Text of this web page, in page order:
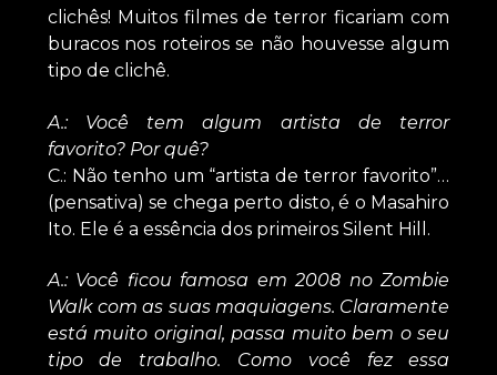
clichês! Muitos filmes de terror ficariam com
buracos nos roteiros se não houvesse algum
tipo de clichê.
A.: Você tem algum artista de terror
favorito? Por quê?
C.: Não tenho um “artista de terror favorito”…
(pensativa) se chega perto disto, é o Masahiro
Ito. Ele é a essência dos primeiros Silent Hill.
A.: Você ficou famosa em 2008 no Zombie
Walk com as suas maquiagens. Claramente
está muito original, passa muito bem o seu
tipo de trabalho. Como você fez essa